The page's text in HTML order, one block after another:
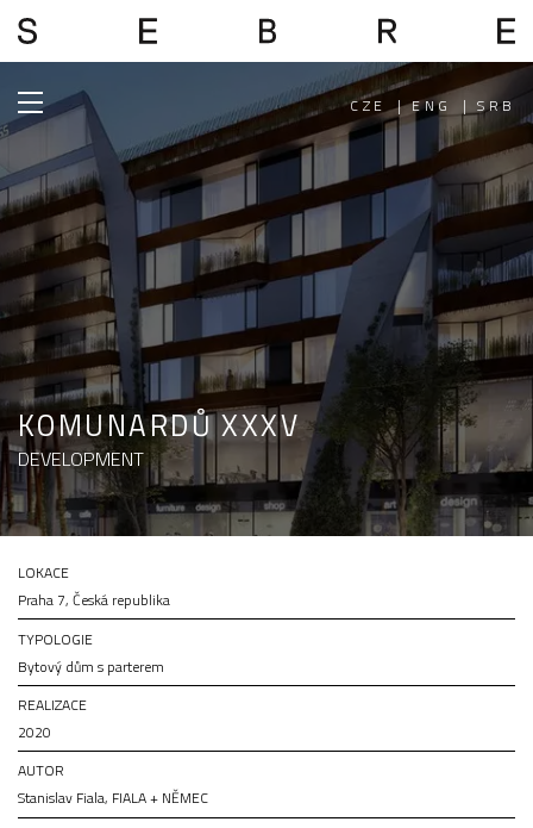
KOMUNARDŮ XXXV
DEVELOPMENT
CZE | ENG | SRB
LOKACE
Praha 7, Česká republika
TYPOLOGIE
Bytový dům s parterem
REALIZACE
2020
AUTOR
Stanislav Fiala, FIALA + NĚMEC